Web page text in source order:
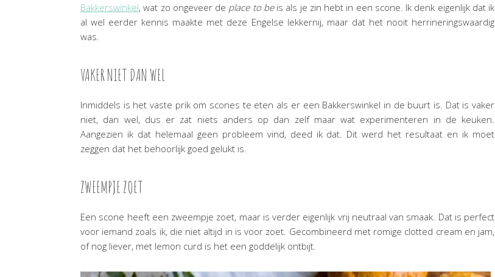
Bakkerswinkel, wat zo ongeveer de place to beis als je zin hebt in een scone. Ik denk eigenlijk dat ik
al wel eerder kennis maakte met deze Engelse lekkernij, maar dat het nooit herrineringswaardig
was.
VAKER NIET DAN WEL
Inmiddels is het vaste prik om scones te eten als er een Bakkerswinkel in de buurt is. Dat is vaker
niet, dan wel, dus er zat niets anders op dan zelf maar wat experimenteren in de keuken.
Aangezien ik dat helemaal geen probleem vind, deed ik dat. Dit werd het resultaat en ik moet
zeggen dat het behoorlijk goed gelukt is.
ZWEEMPJE ZOET
Een scone heeft een zweempje zoet, maar is verder eigenlijk vrij neutraal van smaak. Dat is perfect
voor iemand zoals ik, die niet altijd in is voor zoet. Gecombineerd met romige clotted cream en jam,
of nog liever, met lemon curd is het een goddelijk ontbijt.